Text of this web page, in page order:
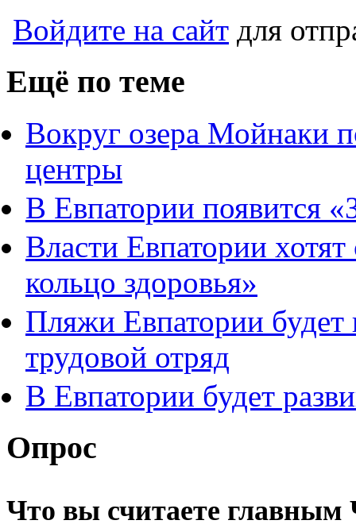
Войдите на сайт для
Ещё по теме
Вокруг озера Мойнаки
центры
В Евпатории появится
Власти Евпатории хотят
кольцо здоровья»
Пляжи Евпатории
трудовой отряд
В Евпатории будет
Опрос
Что вы считаете